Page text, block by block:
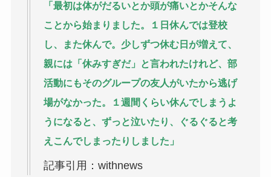
「最初は体がだるいとか頭が痛いとかそんな
ことから始まりました。１日休んでは登校
し、また休んで。少しずつ休む日が増えて、
親には「休みすぎだ」と言われたけれど、部
活動にもそのグループの友人がいたから逃げ
場がなかった。１週間くらい休んでしまうよ
うになると、ずっと泣いたり、ぐるぐると考
えこんでしまったりしました」
記事引用：withnews